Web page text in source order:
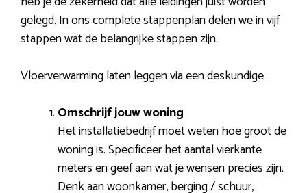
gelegd. In ons complete stappenplan delen we in vijf
stappen wat de belangrijke stappen zijn.
Vloerverwarming laten leggen via een deskundige.
Omschrijf jouw woning
Het installatiebedrijf moet weten hoe groot de
woning is. Specificeer het aantal vierkante
meters en geef aan wat je wensen precies zijn.
Denk aan woonkamer, berging / schuur,